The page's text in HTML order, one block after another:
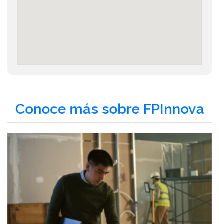
Conoce más sobre FPInnova